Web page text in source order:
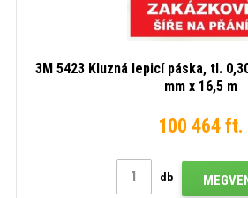
3M 5423 Kluzná lepicí páska, tl.
mm x 16,5 m
100 464 ft.
db